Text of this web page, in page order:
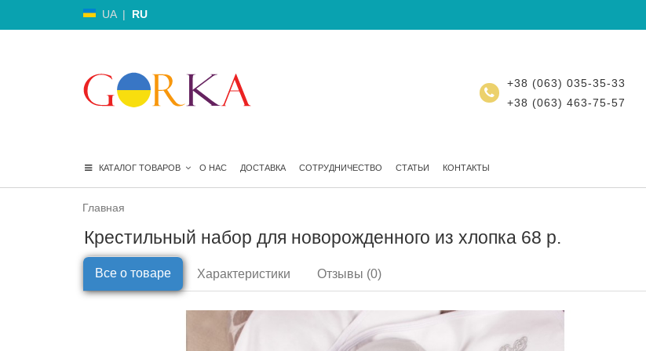
UA | RU
+38 (063) 035-35-33
+38 (063) 463-75-57
КАТАЛОГ ТОВАРОВ О НАС ДОСТАВКА СОТРУДНИЧЕСТВО СТАТЬИ КОНТАКТЫ
Главная
Крестильный набор для новорожденного из хлопка 68 р.
Все о товаре Характеристики Отзывы (0)